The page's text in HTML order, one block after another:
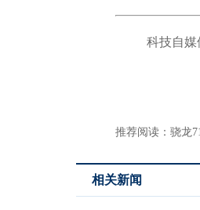
科技自媒
推荐阅读： 骁龙
相关新闻